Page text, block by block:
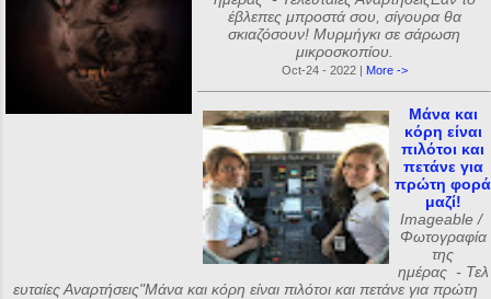
έβλεπες μπροστά σου, σίγουρα θα
σκιαζόσουν! Μυρμήγκι σε σάρωση
μικροσκοπίου.
Oct-24 - 2022 | More ->
Μάνα και
κόρη είναι
πιλότοι και
πετάνε για
πρώτη φορά
μαζί!
Imageable /
Φωτογραφία
της
ημέρας - Τελ
ευταίες Αναρτήσεις"Μάνα και κόρη είναι πιλότοι και πετάνε για πρώτη